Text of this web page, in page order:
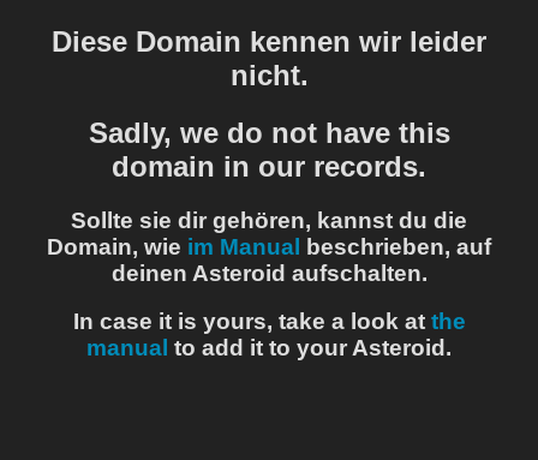
Diese Domain kennen wir leider
nicht.
Sadly, we do not have this
domain in our records.
Sollte sie dir gehören, kannst du die
Domain, wie im Manual beschrieben, auf
deinen Asteroid aufschalten.
In case it is yours, take a look at the
manual to add it to your Asteroid.